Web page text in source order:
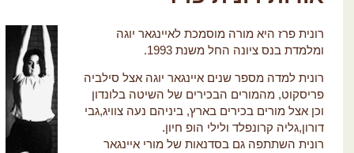
רונית פרז היא מורה מוסמכת לאיינגאר יוגה
ומלמדת בנס ציונה החל משנת 1993.
רונית למדה מספר שנים איינגאר יוגה אצל סילביה
פריסקוט, מהמורים הבכירים של השיטה בלונדון
וכן אצל מורים בכירים בארץ, ביניהם נעה צוויג,גבי
דורון,גליה קרונפלד ולילי הופ חיון.
רונית השתתפה גם בסדנאות של מורי איינגאר